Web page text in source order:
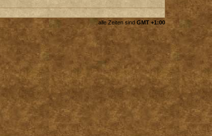
alle Zeiten sind GMT +1:00